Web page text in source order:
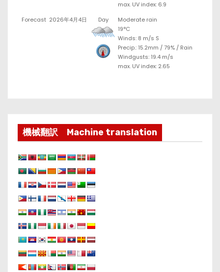
max. UV index: 6.9
Forecast 2026年4月4日 Day
Moderate rain
19°C
Winds: 8 m/s S
Precip.: 15.2mm /79% / Rain
Windgusts: 19.4 m/s
max. UV index: 2.65
機械翻訳 Machine translation